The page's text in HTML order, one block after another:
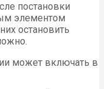
постановки
элементом
остановить
может включать в